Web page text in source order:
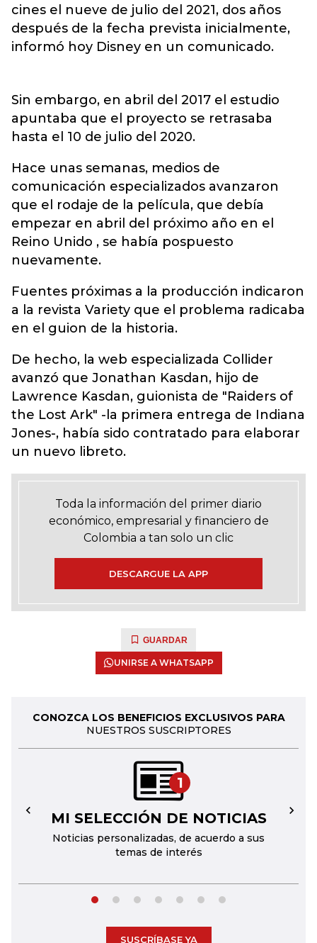
cines el nueve de julio del 2021, dos años
después de la fecha prevista inicialmente,
informó hoy Disney en un comunicado.
Sin embargo, en abril del 2017 el estudio
apuntaba que el proyecto se retrasaba
hasta el 10 de julio del 2020.
Hace unas semanas, medios de
comunicación especializados avanzaron
que el rodaje de la película, que debía
empezar en abril del próximo año en el
Reino Unido , se había pospuesto
nuevamente.
Fuentes próximas a la producción indicaron
a la revista Variety que el problema radicaba
en el guion de la historia.
De hecho, la web especializada Collider
avanzó que Jonathan Kasdan, hijo de
Lawrence Kasdan, guionista de "Raiders of
the Lost Ark" -la primera entrega de Indiana
Jones-, había sido contratado para elaborar
un nuevo libreto.
Toda la información del primer diario
económico, empresarial y financiero de
Colombia a tan solo un clic
DESCARGUE LA APP
GUARDAR
UNIRSE A WHATSAPP
CONOZCA LOS BENEFICIOS EXCLUSIVOS PARA
NUESTROS SUSCRIPTORES
1
MI SELECCIÓN DE NOTICIAS
Noticias personalizadas, de acuerdo a sus
temas de interés
← →
SUSCRÍBASE YA